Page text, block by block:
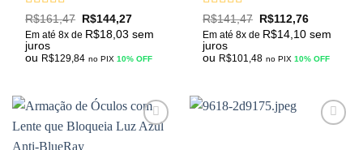
Avaliação 5
de 5
R$161,47 R$144,27
Em até 8x de R$18,03 sem
juros
ou R$129,84 no PIX10% OFF
Transparente Vintage
Avaliação
3.43de
5
R$141,47 R$112,76
Em até 8x de R$14,10 sem
juros
ou R$101,48 no PIX10% OFF